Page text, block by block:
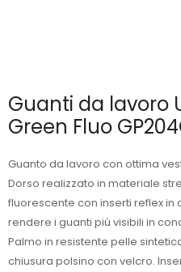
Guanti da lavoro
Green Fluo
Guanto da lavoro con ottima
Dorso realizzato in materiale
fluorescente con inserti reflex
rendere i guanti più visibili in
Palmo in resistente pelle
chiusura polsino con velcro.